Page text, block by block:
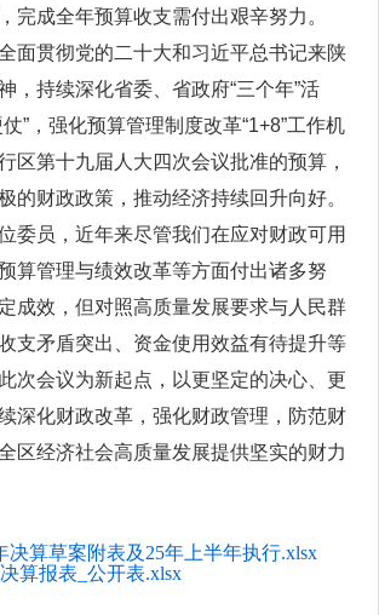
完成全年预算收支需付出艰辛努力。
面贯彻党的二十大和习近平总书记来陕
，持续深化省委、省政府“三个年”活
”，强化预算管理制度改革“1+8”工作机
区第十九届人大四次会议批准的预算，
的财政政策，推动经济持续回升向好。
委员，近年来尽管我们在应对财政可用
算管理与绩效改革等方面付出诸多努
成效，但对照高质量发展要求与人民群
支矛盾突出、资金使用效益有待提升等
次会议为新起点，以更坚定的决心、更
深化财政改革，强化财政管理，防范财
区经济社会高质量发展提供坚实的财力
决算草案附表及25年上半年执行.xlsx
算报表_公开表.xlsx